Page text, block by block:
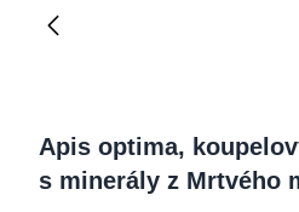
Apis optima,
s minerály z Mrtvého